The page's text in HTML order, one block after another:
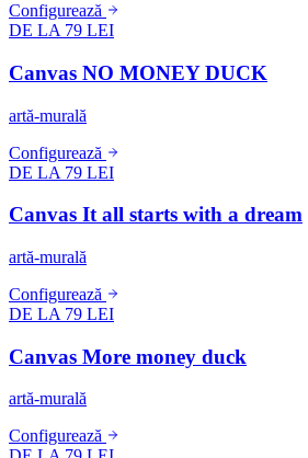
Configurează
DE LA 79 LEI
Canvas NO MONEY DUCK
artă-murală
Configurează
DE LA 79 LEI
Canvas It all starts with a dream
artă-murală
Configurează
DE LA 79 LEI
Canvas More money duck
artă-murală
Configurează